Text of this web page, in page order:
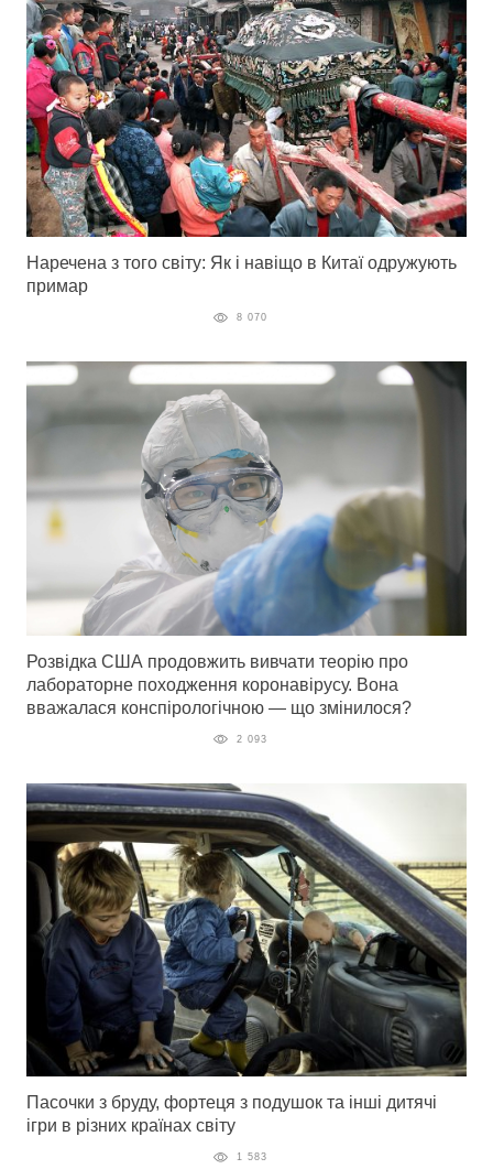
Наречена з того світу: Як і навіщо в Китаї одружують
примар
8 070
Розвідка США продовжить вивчати теорію про
лабораторне походження коронавірусу. Вона
вважалася конспірологічною — що змінилося?
2 093
Пасочки з бруду, фортеця з подушок та інші дитячі
ігри в різних країнах світу
1 583